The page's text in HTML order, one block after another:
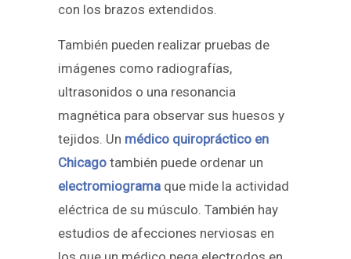
con los brazos extendidos.
También pueden realizar pruebas de
imágenes como radiografías,
ultrasonidos o una resonancia
magnética para observar sus huesos y
tejidos. Un médico quiropráctico en
Chicago también puede ordenar un
electromiograma que mide la actividad
eléctrica de su músculo. También hay
estudios de afecciones nerviosas en